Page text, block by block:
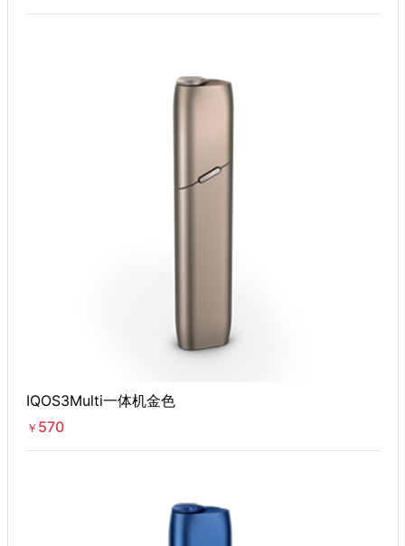
IQOS3Multi一体机金色
￥ 570